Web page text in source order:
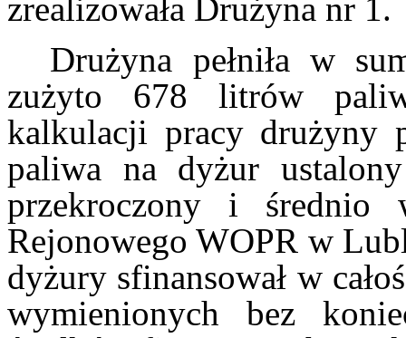
zrealizowała Drużyna nr 1.
Drużyna pełniła w
zużyto 678 litrów
kalkulacji pracy drużyny
paliwa na dyżur
przekroczony i średnio
Rejonowego WOPR w
dyżury sfinansował w
wymienionych bez